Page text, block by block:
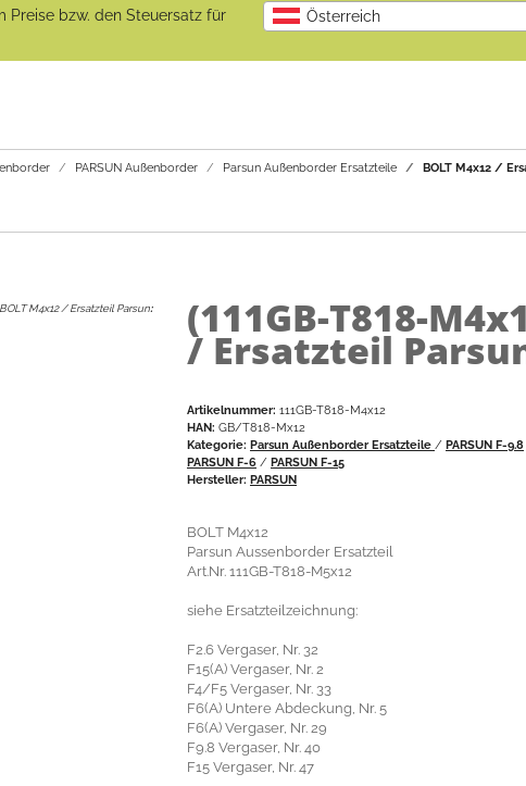
Preise bzw. den Steuersatz für
Österreich
PARSUN Außenborder Parsun Außenborder Ersatzteile BOLT M4x12 /
BOLT M4x12 / Ersatzteil Parsun: (111GB-T818-
/ Ersatzteil
Artikelnummer: 111GB-T818-M4x12
HAN: GB/T818-Mx12
Kategorie: Parsun Außenborder Ersatzteile / PARSUN F-9.8
PARSUN F-6 / PARSUN F-15
Hersteller: PARSUN
BOLT M4x12
Parsun Aussenborder Ersatzteil
Art.Nr. 111GB-T818-M5x12
siehe Ersatzteilzeichnung:
F2.6 Vergaser, Nr. 32
F15(A) Vergaser, Nr. 2
F4/F5 Vergaser, Nr. 33
F6(A) Untere Abdeckung, Nr. 5
F6(A) Vergaser, Nr. 29
F9.8 Vergaser, Nr. 40
F15 Vergaser, Nr. 47